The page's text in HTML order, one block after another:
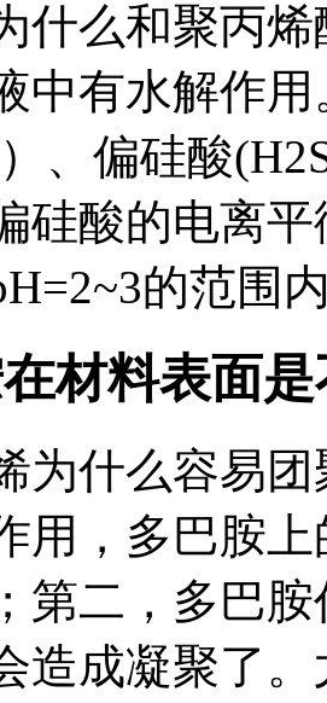
什么和聚丙
中有水解作
）、偏硅酸
硅酸的电离
的范围
材料表面
为什么容易
用，多巴胺
第二，多巴
造成凝聚了